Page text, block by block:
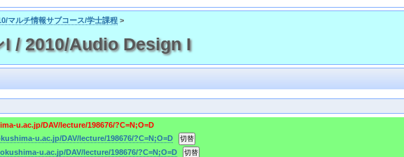
マルチ情報サブコース/学士課程>
I / 2010/Audio Design I
u.ac.jp/DAV/lecture/198676/?C=N;O=D
u.ac.jp/DAV/lecture/198676/?C=N;O=D
u.ac.jp/DAV/lecture/198676/?C=N;O=D